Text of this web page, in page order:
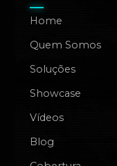
Home
Quem Somos
Soluções
Showcase
Vídeos
Blog